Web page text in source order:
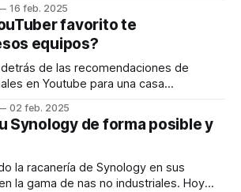
es muy similar en cualquier
en iOS que no existe syncthing, es
por docker,
16 feb. 2025
favorito te
equipos?
de las recomendaciones de
en Youtube para una casa
a un router de operadora. ¿Cómo
Normalmente llevan ONT
como el traductor
02 feb. 2025
Synology de forma posible y
la racanería de Synology en sus
la gama de nas no industriales. Hoy